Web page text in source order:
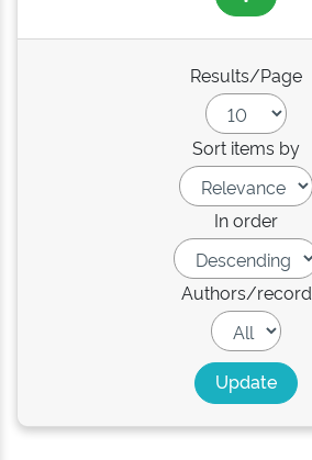
Results/Page
Sort items by
In order
Authors/record